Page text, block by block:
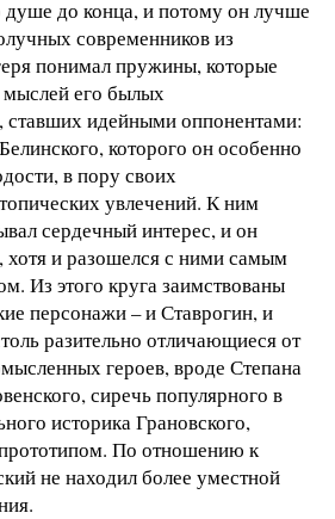
душе до конца, и потому он лучше
современников из
понимал пружины, которые
его былых
идейными оппонентами:
которого он особенно
в пору своих
увлечений. К ним
сердечный интерес, и он
и разошелся с ними самым
Из этого круга заимствованы
персонажи – и Ставрогин, и
разительно отличающиеся от
героев, вроде Степана
сиречь популярного в
историка Грановского,
По отношению к
не находил более уместной